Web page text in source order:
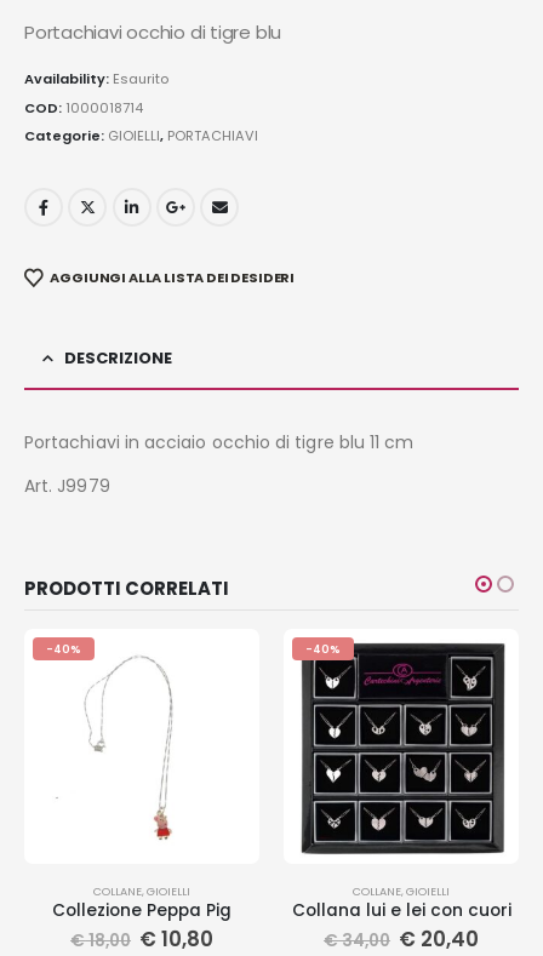
Portachiavi occhio di tigre blu
Availability: Esaurito
COD: 1000018714
Categorie: GIOIELLI, PORTACHIAVI
AGGIUNGI ALLA LISTA DEI DESIDERI
DESCRIZIONE
Portachiavi in acciaio occhio di tigre blu 11 cm
Art. J9979
PRODOTTI CORRELATI
-40%
COLLANE,GIOIELLI
Collezione Peppa Pig
€18,00 € 10,80
-40%
COLLANE,GIOIELLI
Collana lui e lei con cuori
€34,00 € 20,40